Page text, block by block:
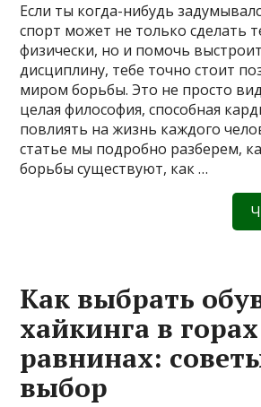
Если ты когда-нибудь
спорт может не только сделать
физически, но и помочь
дисциплину, тебе точно стоит
миром борьбы. Это не просто
целая философия, способная
повлиять на жизнь каждого
статье мы подробно разберем,
борьбы существуют, как …
Как выбрать
хайкинга в
равнинах:
выбор